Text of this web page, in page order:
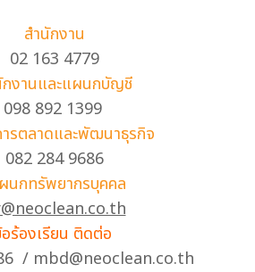
สำนักงาน
02 163 4779
กงานและแผนกบัญชี
098 892 1399
รตลาดและพัฒนาธุรกิจ
082 284 9686
นกทรัพยากรบุคคล
ร้องเรียน ติดต่อ
/ mbd@neoclean.co.th